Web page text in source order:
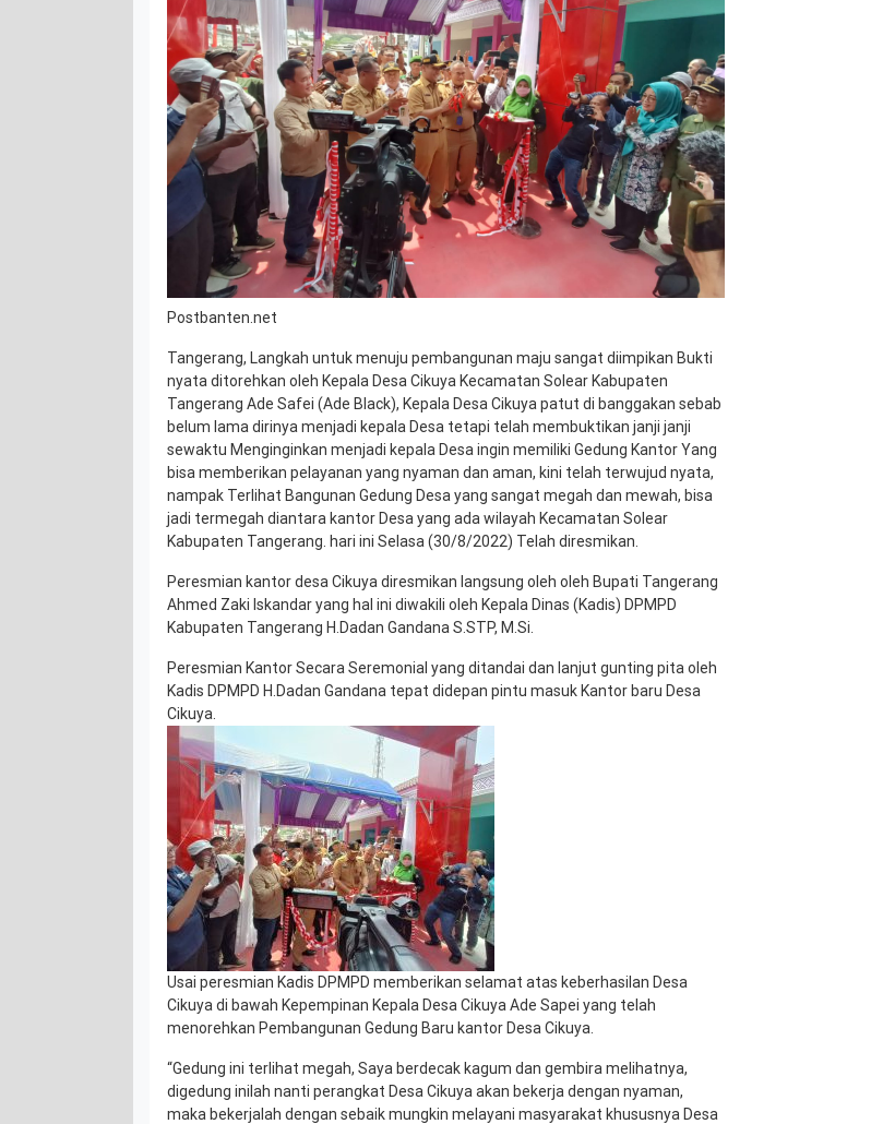
Postbanten.net
Tangerang, Langkah untuk menuju pembangunan maju sangat diimpikan Bukti
nyata ditorehkan oleh Kepala Desa Cikuya Kecamatan Solear Kabupaten
Tangerang Ade Safei (Ade Black), Kepala Desa Cikuya patut di banggakan sebab
belum lama dirinya menjadi kepala Desa tetapi telah membuktikan janji janji
sewaktu Menginginkan menjadi kepala Desa ingin memiliki Gedung Kantor Yang
bisa memberikan pelayanan yang nyaman dan aman, kini telah terwujud nyata,
nampak Terlihat Bangunan Gedung Desa yang sangat megah dan mewah, bisa
jadi termegah diantara kantor Desa yang ada wilayah Kecamatan Solear
Kabupaten Tangerang. hari ini Selasa (30/8/2022) Telah diresmikan.
Peresmian kantor desa Cikuya diresmikan langsung oleh oleh Bupati Tangerang
Ahmed Zaki Iskandar yang hal ini diwakili oleh Kepala Dinas (Kadis) DPMPD
Kabupaten Tangerang H.Dadan Gandana S.STP, M.Si.
Peresmian Kantor Secara Seremonial yang ditandai dan lanjut gunting pita oleh
Kadis DPMPD H.Dadan Gandana tepat didepan pintu masuk Kantor baru Desa
Cikuya.
Usai peresmian Kadis DPMPD memberikan selamat atas keberhasilan Desa
Cikuya di bawah Kepempinan Kepala Desa Cikuya Ade Sapei yang telah
menorehkan Pembangunan Gedung Baru kantor Desa Cikuya.
“Gedung ini terlihat megah, Saya berdecak kagum dan gembira melihatnya,
digedung inilah nanti perangkat Desa Cikuya akan bekerja dengan nyaman,
maka bekerjalah dengan sebaik mungkin melayani masyarakat khususnya Desa